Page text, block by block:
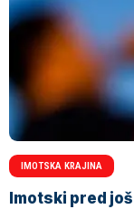
IMOTSKA KRAJINA
Imotski pred